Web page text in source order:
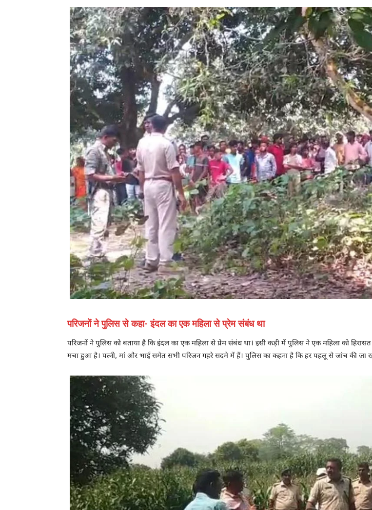
परिजनों ने पुलिस से कहा- इंदल का एक महिला से प्रेम संबंध था
परिजनों ने पुलिस को बताया है कि इंदल का एक महिला से प्रेम संबंध था। इसी कड़ी में पुलिस ने एक महिला को
मचा हुआ है। पत्नी, मां और भाई समेत सभी परिजन गहरे सदमे में हैं। पुलिस का कहना है कि हर पहलू से जांच की जा